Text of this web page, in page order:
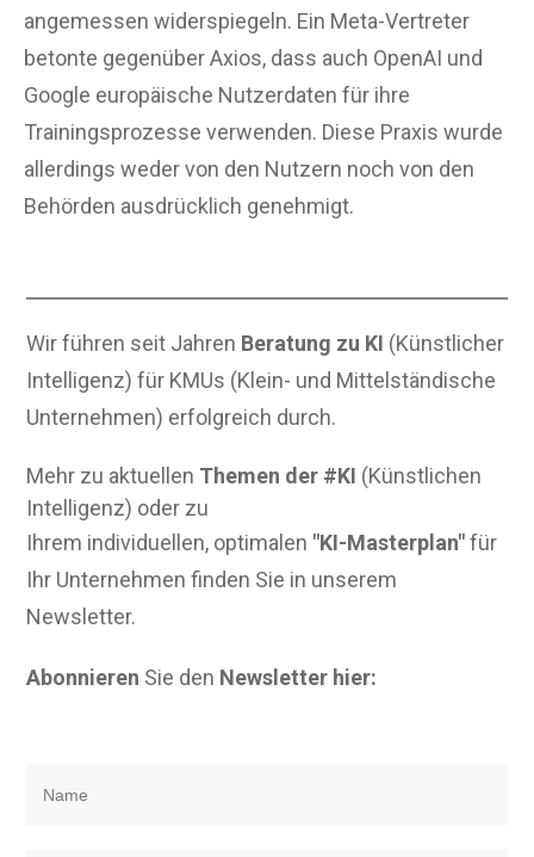
angemessen widerspiegeln. Ein Meta-Vertreter
betonte gegenüber Axios, dass auch OpenAI und
Google europäische Nutzerdaten für ihre
Trainingsprozesse verwenden. Diese Praxis wurde
allerdings weder von den Nutzern noch von den
Behörden ausdrücklich genehmigt.
Wir führen seit Jahren Beratung zu KI (Künstlicher
Intelligenz) für KMUs (Klein- und Mittelständische
Unternehmen) erfolgreich durch.
Mehr zu aktuellen Themen der #KI (Künstlichen
Intelligenz) oder zu
Ihrem individuellen, optimalen "KI-Masterplan"für
Ihr Unternehmen finden Sie in unserem
Newsletter.
Abonnieren Sie den Newsletter hier: